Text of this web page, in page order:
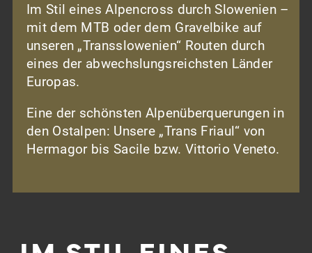
Im Stil eines Alpencross durch Slowenien –
mit dem MTB oder dem Gravelbike auf
unseren „Transslowenien“ Routen durch
eines der abwechslungsreichsten Länder
Europas.
Eine der schönsten Alpenüberquerungen in
den Ostalpen: Unsere „Trans Friaul“ von
Hermagor bis Sacile bzw. Vittorio Veneto.